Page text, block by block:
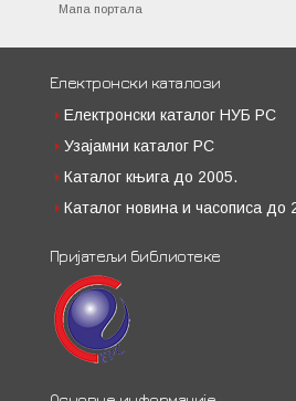
Мапа портала
Електронски каталози
Електронски каталог НУБ РС
Узајамни каталог РС
Каталог књига до 2005.
Каталог новина и часописа до
Пријатељи библиотеке